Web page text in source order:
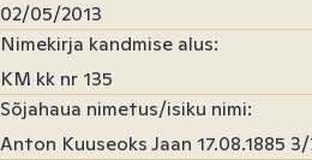
02/05/2013
Nimekirja kandmise alus
KM kk nr 135
Sõjahaua nimetus/isiku nimi
Anton Kuuseoks Jaan 17.08.1885